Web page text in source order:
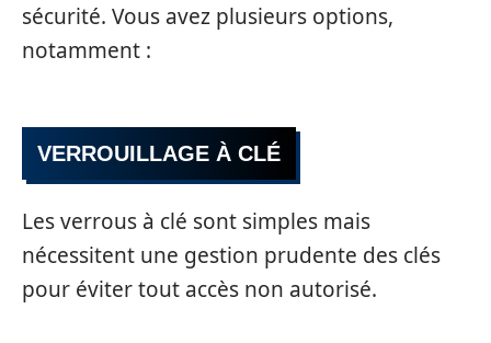
sécurité. Vous avez plusieurs options,
notamment :
VERROUILLAGE À CLÉ
Les verrous à clé sont simples mais
nécessitent une gestion prudente des clés
pour éviter tout accès non autorisé.